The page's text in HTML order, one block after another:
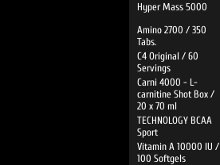
Hyper Mass 5000
Amino 2700 / 350
Tabs.
C4 Original / 60
Servings
Carni 4000 - L-
carnitine Shot Box /
20 x 70 ml
TECHNOLOGY BCAA
Sport
Vitamin A 10000 IU /
100 Softgels